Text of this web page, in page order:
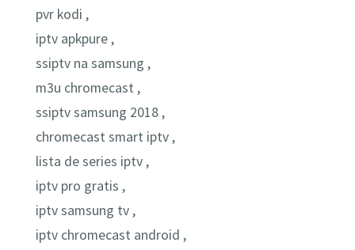
pvr kodi ,
iptv apkpure ,
ssiptv na samsung ,
m3u chromecast ,
ssiptv samsung 2018 ,
chromecast smart iptv ,
lista de series iptv ,
iptv pro gratis ,
iptv samsung tv ,
iptv chromecast android ,